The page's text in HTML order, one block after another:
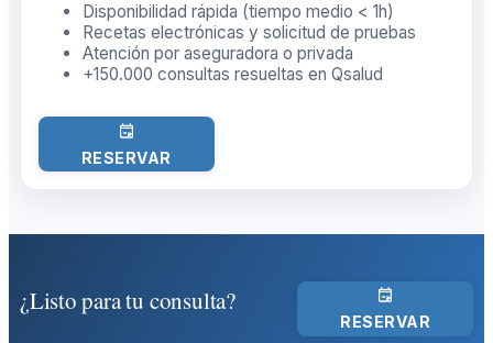
Disponibilidad rápida (tiempo medio < 1h)
Recetas electrónicas y solicitud de pruebas
Atención por aseguradora o privada
+150.000 consultas resueltas en Qsalud
RESERVAR
¿Listo para tu consulta?
RESERVAR